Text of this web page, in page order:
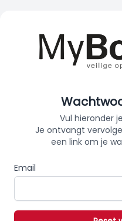
Vul hieronder
Je ontvangt
een link om je
Email